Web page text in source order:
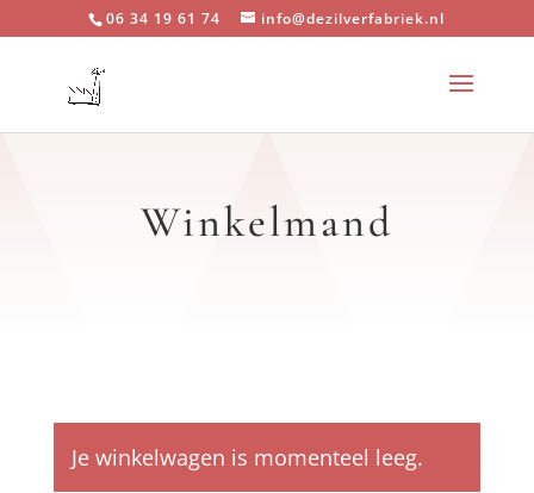
06 34 19 61 74 info@dezilverfabriek.nl
Winkelmand
Je winkelwagen is momenteel leeg.